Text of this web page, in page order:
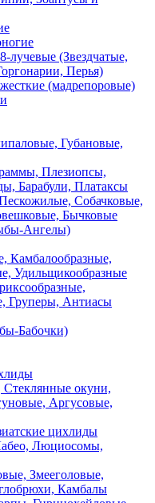
лучевые (Звездчатые,
Перья)
(мадрепоровые)
Губановые,
Плезиопсы,
Барабули, Платаксы
Собачковые,
Бычковые
Ангелы)
Камбалообразные,
Удильщикообразные
Груперы, Антиасы
Бабочки)
Стеклянные окуни,
Аргусовые,
цихлиды
Люциосомы,
Змееголовые,
Камбалы